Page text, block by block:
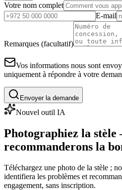
Votre nom complet
E-mail
Remarques (facultatif)
Vos informations nous sont
uniquement à répondre à votre
Envoyer la demande
Nouvel outil IA
Photographiez la
recommanderons la
Téléchargez une photo de la stèle ;
identifiera les problèmes et
engagement, sans inscription.